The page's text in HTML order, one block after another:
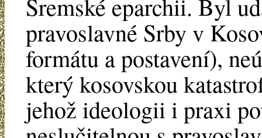
Sremské eparchii. Byl
pravoslavné Srby v
formátu a postavení),
který kosovskou
jehož ideologii i praxi